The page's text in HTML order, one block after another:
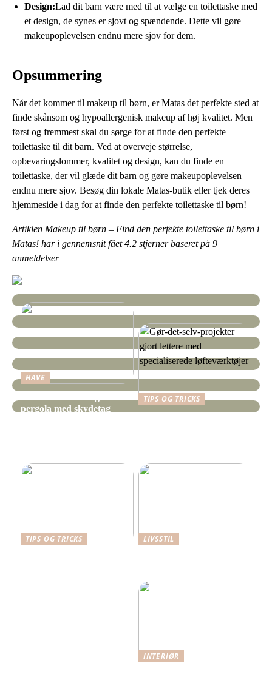
Design:Lad dit barn være med til at vælge en toilettaske med
et design, de synes er sjovt og spændende. Dette vil gøre
makeupoplevelsen endnu mere sjov for dem.
Opsummering
Når det kommer til makeup til børn, er Matas det perfekte sted at
finde skånsom og hypoallergenisk makeup af høj kvalitet. Men
først og fremmest skal du sørge for at finde den perfekte
toilettaske til dit barn. Ved at overveje størrelse,
opbevaringslommer, kvalitet og design, kan du finde en
toilettaske, der vil glæde dit barn og gøre makeupoplevelsen
endnu mere sjov. Besøg din lokale Matas-butik eller tjek deres
hjemmeside i dag for at finde den perfekte toilettaske til børn!
Artiklen Makeup til børn – Find den perfekte toilettaske til børn i
Matas! har i gennemsnit fået4.2 stjerner baseret på 9
anmeldelser
HAVE
pergola med skydetag
TIPS OG TRICKS
TIPS OG TRICKS
LIVSSTIL
INTERIØR